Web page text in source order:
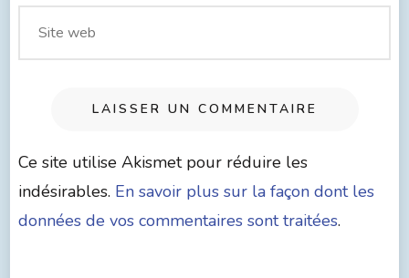
Ce site utilise Akismet pour réduire les
indésirables. En savoir plus sur la façon dont les
données de vos commentaires sont traitées.